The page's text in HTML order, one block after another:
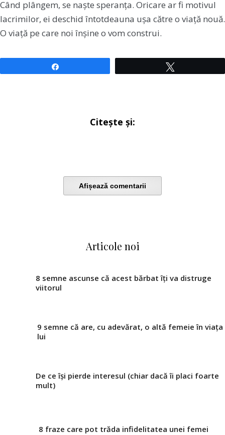
Când plângem, se naște speranța. Oricare ar fi motivul
lacrimilor, ei deschid întotdeauna ușa către o viață nouă.
O viață pe care noi înșine o vom construi.
Citește și:
Afișează comentarii
Articole noi
8 semne ascunse că acest bărbat îți va distruge
viitorul
9 semne că are, cu adevărat, o altă femeie în viața
lui
De ce își pierde interesul (chiar dacă îi placi foarte
mult)
8 fraze care pot trăda infidelitatea unei femei